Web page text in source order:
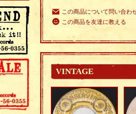
この商品について問い合わ
この商品を友達に教える
VINTAGE